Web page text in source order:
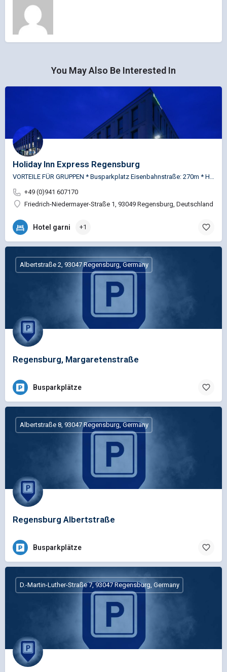
You May Also Be Interested In
Holiday Inn Express Regensburg
+49 (0)941 607170
Friedrich-Niedermayer-Straße 1, 93049 Regensburg, Deutschland
Hotel garni +1
Regensburg, Margaretenstraße
Albertstraße 2, 93047 Regensburg, Germany
Busparkplätze
Regensburg Albertstraße
Albertstraße 8, 93047 Regensburg, Germany
Busparkplätze
D.-Martin-Luther-Straße 7, 93047 Regensburg, Germany